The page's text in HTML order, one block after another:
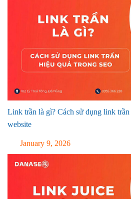
Link trần là gì? Cách sử dụng link
website
January 9, 2026